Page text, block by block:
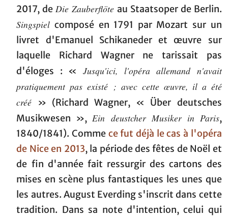
2017, deDie Zauberflöte au Staatsoper de Berlin.
Singspiel composé en 1791 par Mozart sur un
livret d'Emanuel Schikaneder et œuvre sur
laquelle Richard Wagner ne tarissait pas
d'éloges : « Jusqu'ici, l'opéra allemand n'avait
pratiquement pas existé ; avec cette œuvre, il a été
créé » (Richard Wagner, « Über deutsches
Musikwesen »,Ein deustcher Musiker in Paris,
1840/1841). Comme ce fut déjà le cas à l'opéra
de Nice en 2013, la période des fêtes de Noël et
de fin d'année fait ressurgir des cartons des
mises en scène plus fantastiques les unes que
les autres. August Everding s'inscrit dans cette
tradition. Dans sa note d'intention, celui qui